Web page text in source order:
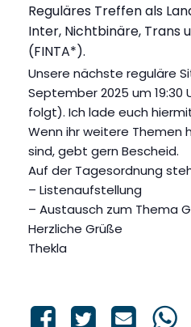
Reguläres Treffen als
Inter, Nichtbinäre, Trans
(FINTA*).
Unsere nächste reguläre
September 2025 um
folgt). Ich lade euch
Wenn ihr weitere Themen
sind, gebt gern Bescheid.
Auf der Tagesordnung
– Listenaufstellung
– Austausch zum Thema
Herzliche Grüße
Thekla